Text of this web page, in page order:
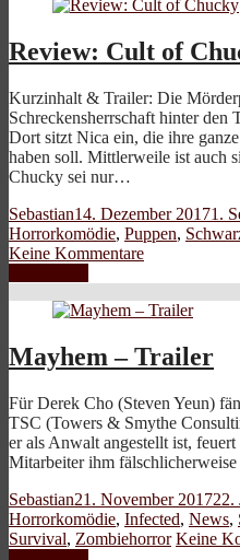
Review: Cult of
Kurzinhalt & Trailer: Die
Schreckensherrschaft hinter den
Dort sitzt Nica ein, die ihre
haben soll. Mittlerweile ist auch
Chucky sei nur…
Sebastian14. Dezember 20171.
Horrorkomödie, Puppen,
Keine Kommentare
Mayhem – Trailer
Für Derek Cho (Steven Yeun)
TSC (Towers & Smythe
er als Anwalt angestellt ist,
Mitarbeiter ihm
Sebastian21. November 201722.
Horrorkomödie, Infected, News,
Survival, Zombiehorror Keine